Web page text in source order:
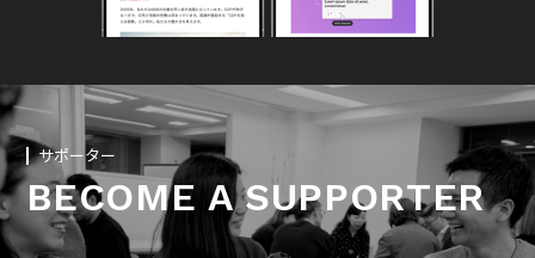
サポーター
BECOME A SUPPORTER